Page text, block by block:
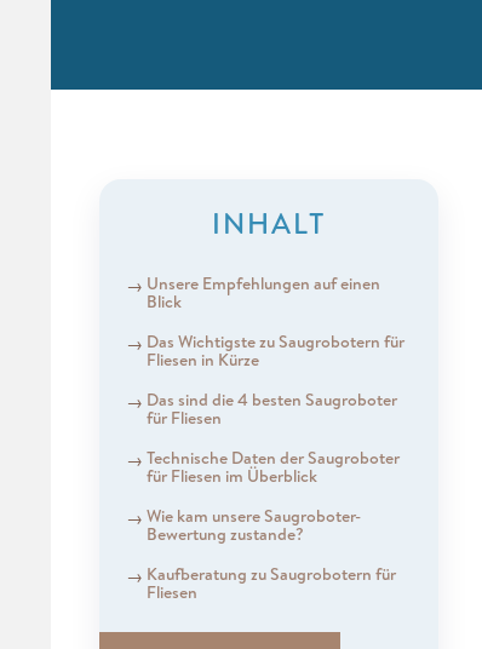
INHALT
Unsere Empfehlungen auf einen
Blick
Das Wichtigste zu Saugrobotern für
Fliesen in Kürze
Das sind die 4 besten Saugroboter
für Fliesen
Technische Daten der Saugroboter
für Fliesen im Überblick
Wie kam unsere Saugroboter-
Bewertung zustande?
Kaufberatung zu Saugrobotern für
Fliesen